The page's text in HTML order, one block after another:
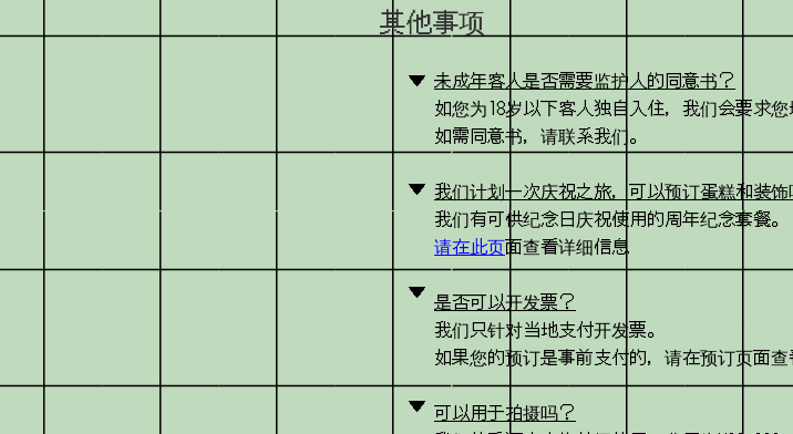
其他事项
▼
▼
▼
▼
未成年客人是否需要监护人的同意书？
如您为18岁以下客人独自入住，我们会要求您
如需同意书，请联系我们。
我们计划一次庆祝之旅，可以预订蛋糕和装饰
我们有可供纪念日庆祝使用的周年纪念套餐。
请在此页面查看详细信息
是否可以开发票？
我们只针对当地支付开发票。
如果您的预订是事前支付的，请在预订页面查
可以用于拍摄吗？